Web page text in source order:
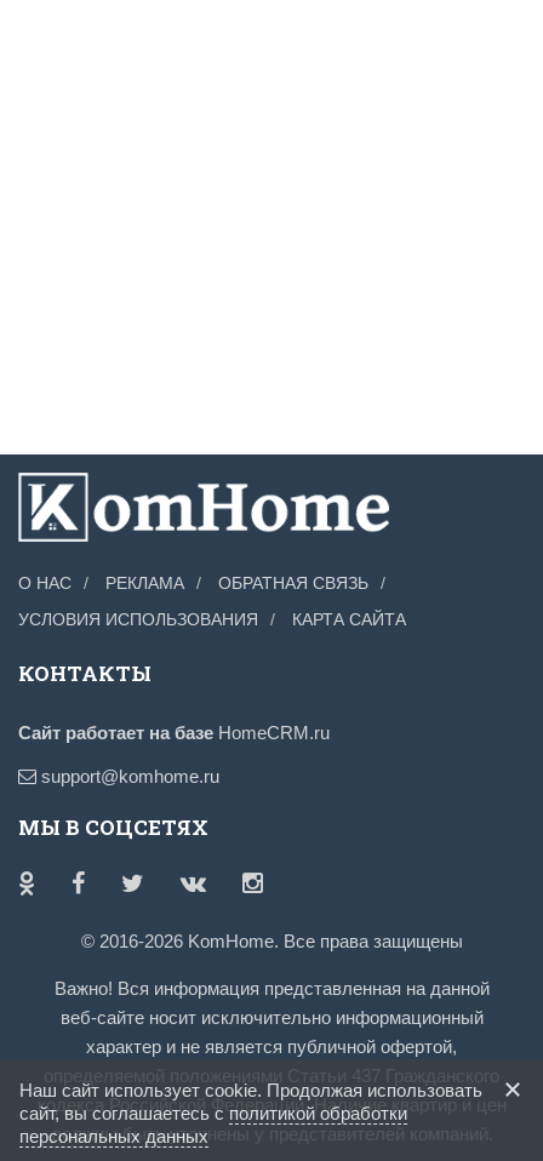
О НАС РЕКЛАМА
ОБРАТНАЯ СВЯЗЬ
УСЛОВИЯ ИСПОЛЬЗОВАНИЯ
КАРТА САЙТА
КОНТАКТЫ
Сайт работает на базе HomeCRM.ru
support@komhome.ru
МЫ В СОЦСЕТЯХ
© 2016-2026 KomHome. Все права защищены
Важно! Вся информация представленная на данной
веб-сайте носит исключительно информационный
характер и не является публичной офертой,
определяемой положениями Статьи 437 Гражданского
кодекса Российской Федерации. Наличие квартир и цен
должны быть уточнены у представителей компаний.
Наш сайт использует cookie. Продолжая использовать
сайт, вы соглашаетесь сполитикой обработки
персональных данных